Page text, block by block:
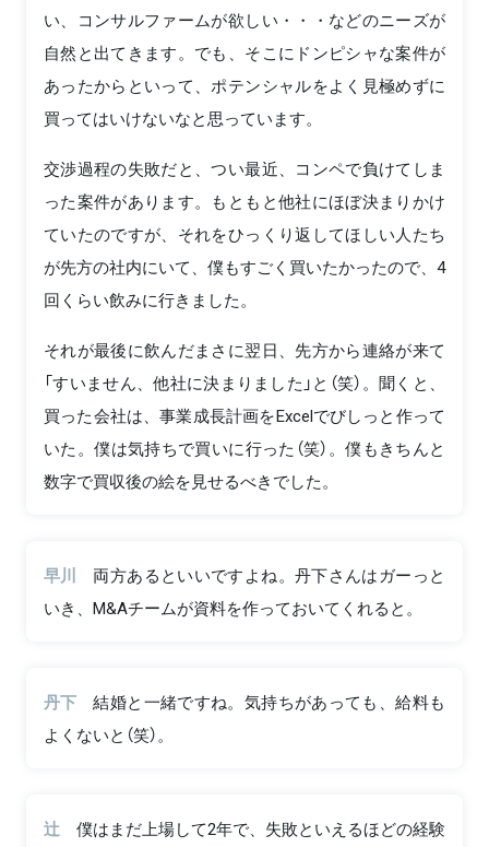
い、コンサルファームが欲しい・・・などのニーズが
自然と出てきます。でも、そこにドンピシャな案件が
あったからといって、ポテンシャルをよく見極めずに
買ってはいけないなと思っています。
交渉過程の失敗だと、つい最近、コンペで負けてしま
った案件があります。もともと他社にほぼ決まりかけ
ていたのですが、それをひっくり返してほしい人たち
が先方の社内にいて、僕もすごく買いたかったので、4
回くらい飲みに行きました。
それが最後に飲んだまさに翌日、先方から連絡が来て
「すいません、他社に決まりました」と（笑）。聞くと、
買った会社は、事業成長計画をExcelでびしっと作って
いた。僕は気持ちで買いに行った（笑）。僕もきちんと
数字で買収後の絵を見せるべきでした。
早川
両方あるといいですよね。丹下さんはガーっと
いき、M&Aチームが資料を作っておいてくれると。
丹下
結婚と一緒ですね。気持ちがあっても、給料も
よくないと（笑）。
辻
僕はまだ上場して2年で、失敗といえるほどの経験